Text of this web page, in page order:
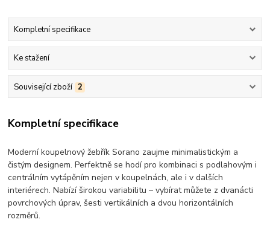
Kompletní specifikace
Ke stažení
Související zboží 2
Kompletní specifikace
Moderní koupelnový žebřík Sorano zaujme minimalistickým a
čistým designem. Perfektně se hodí pro kombinaci s podlahovým i
centrálním vytápěním nejen v koupelnách, ale i v dalších
interiérech. Nabízí širokou variabilitu – vybírat můžete z dvanácti
povrchových úprav, šesti vertikálních a dvou horizontálních
rozměrů.